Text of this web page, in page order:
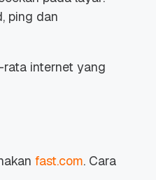
, ping dan
rata internet yang
fast.com. Cara